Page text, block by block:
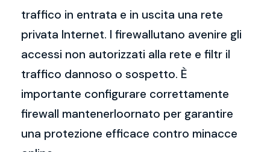
traffico in entrata e in uscita una rete
privata Internet. I firewallutano avenire gli
accessi non autorizzati alla rete e filtr il
traffico dannoso o sospetto. È
importante configurare correttamente
firewall mantenerloornato per garantire
una protezione efficace contro minacce